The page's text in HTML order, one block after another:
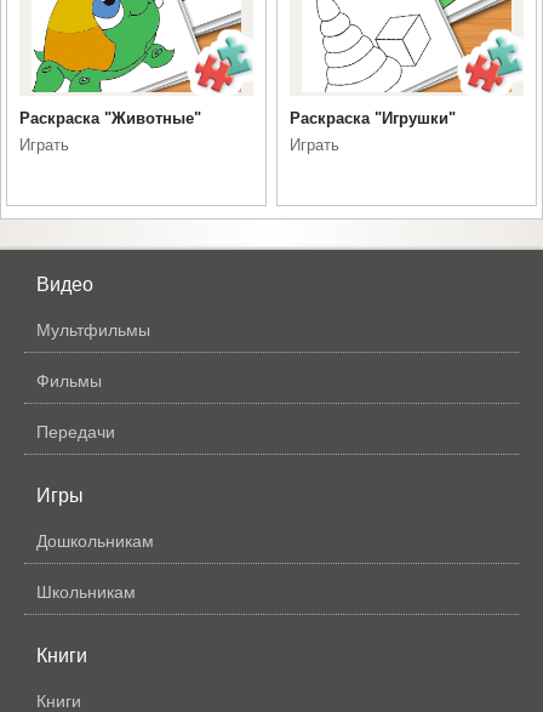
Раскраска "Животные"
Играть
Раскраска "Игрушки"
Играть
Видео
Мультфильмы
Фильмы
Передачи
Игры
Дошкольникам
Школьникам
Книги
Книги